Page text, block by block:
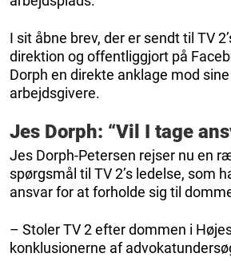
I sit åbne brev, der er sendt til TV
direktion og offentliggjort på
Dorph en direkte anklage mod
arbejdsgivere.
Jes Dorph: “Vil I tage
Jes Dorph-Petersen rejser nu en
spørgsmål til TV 2’s ledelse, som
ansvar for at forholde sig til
– Stoler TV 2 efter dommen i
konklusionerne af